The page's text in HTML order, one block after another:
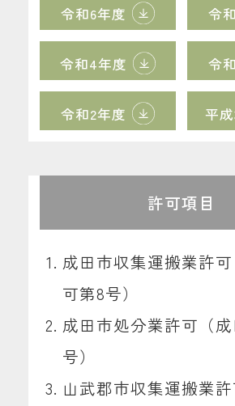
令和6年度 令
令和4年度 令
令和2年度 平
許可項目
成田市収集運搬業許
可第8号）
成田市処分業許可（
号）
山武郡市収集運搬業